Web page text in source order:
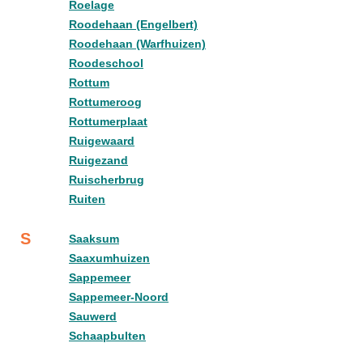
Roelage
Roodehaan (Engelbert)
Roodehaan (Warfhuizen)
Roodeschool
Rottum
Rottumeroog
Rottumerplaat
Ruigewaard
Ruigezand
Ruischerbrug
Ruiten
S
Saaksum
Saaxumhuizen
Sappemeer
Sappemeer-Noord
Sauwerd
Schaapbulten